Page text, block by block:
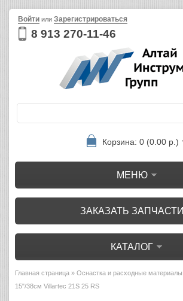
8 913 270-11-46
Войти или Зарегистрироваться
Корзина: 0 (0.00 р.)
МЕНЮ
ЗАКАЗАТЬ ЗАПЧАСТИ
КАТАЛОГ
Главная страница » Оснастка и расходные материалы
15"/38см Villartec 21S 25 RS